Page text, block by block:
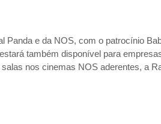
Panda e da NOS, com o patrocínio
também disponível para
nos cinemas NOS aderentes, a